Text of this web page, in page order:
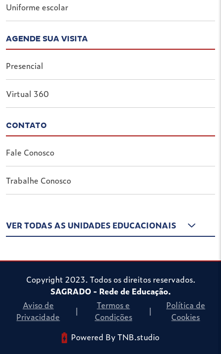
Uniforme escolar
AGENDE SUA VISITA
Presencial
Virtual 360
CONTATO
Fale Conosco
Trabalhe Conosco
VER TODAS AS UNIDADES EDUCACIONAIS
Copyright 2023. Todos os direitos reservados.
SAGRADO - Rede de Educação.
Aviso de
Privacidade
|
Termos e
Condições
|
Política de
Cookies
Powered By TNB.studio